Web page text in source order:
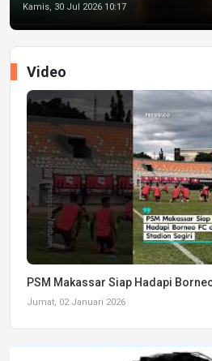
Kamis, 30 Jul 2026 10:17
Video
PSM Makassar Siap Hadapi
Jumat, 02 Januari 2026